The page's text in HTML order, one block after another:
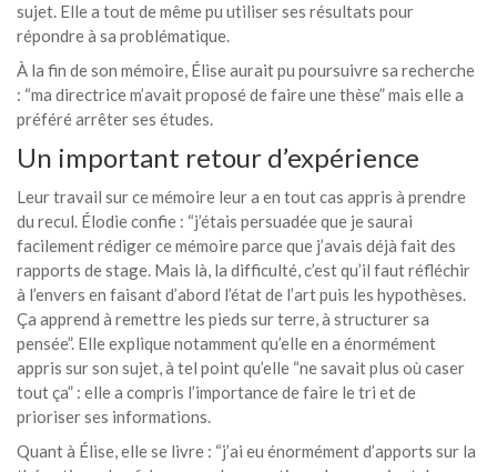
sujet. Elle a tout de même pu utiliser ses résultats pour
répondre à sa problématique.
À la fin de son mémoire, Élise aurait pu poursuivre sa recherche
: “ma directrice m’avait proposé de faire une thèse” mais elle a
préféré arrêter ses études.
Un important retour d’expérience
Leur travail sur ce mémoire leur a en tout cas appris à prendre
du recul. Élodie confie : “j’étais persuadée que je saurai
facilement rédiger ce mémoire parce que j’avais déjà fait des
rapports de stage. Mais là, la difficulté, c’est qu’il faut réfléchir
à l’envers en faisant d’abord l’état de l’art puis les hypothèses.
Ça apprend à remettre les pieds sur terre, à structurer sa
pensée”. Elle explique notamment qu’elle en a énormément
appris sur son sujet, à tel point qu’elle “ne savait plus où caser
tout ça” : elle a compris l’importance de faire le tri et de
prioriser ses informations.
Quant à Élise, elle se livre : “j’ai eu énormément d’apports sur la